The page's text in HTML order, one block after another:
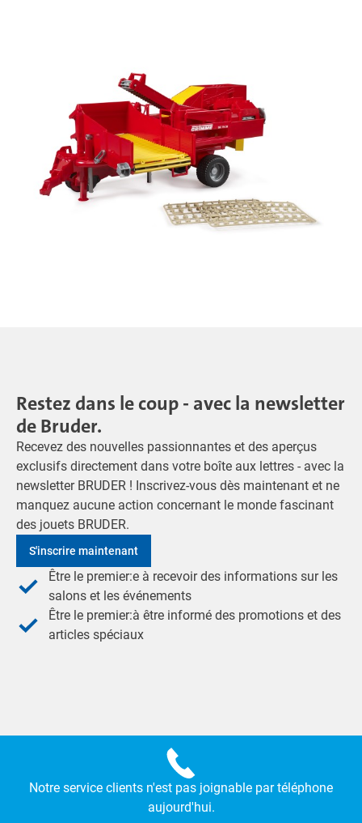
Restez dans le coup - avec la newsletter
de Bruder.
Recevez des nouvelles passionnantes et des aperçus
exclusifs directement dans votre boîte aux lettres - avec la
newsletter BRUDER ! Inscrivez-vous dès maintenant et ne
manquez aucune action concernant le monde fascinant
des jouets BRUDER.
S'inscrire maintenant
Être le premier:e à recevoir des informations sur les
salons et les événements
Être le premier:à être informé des promotions et des
articles spéciaux
Notre service clients n'est pas joignable par téléphone
aujourd'hui.